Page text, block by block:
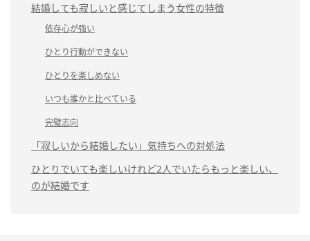
結婚しても寂しいと感じてしまう女性の特徴
依存心が強い
ひとり行動ができない
ひとりを楽しめない
いつも誰かと比べている
完璧志向
「寂しいから結婚したい」気持ちへの対処法
ひとりでいても楽しいけれど2人でいたらもっと楽しい、
のが結婚です